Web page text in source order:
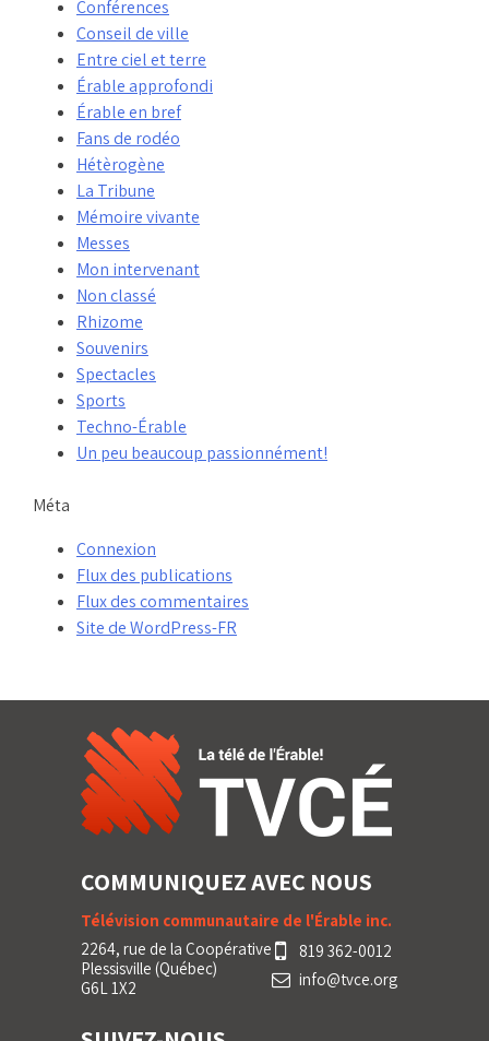
Conférences
Conseil de ville
Entre ciel et terre
Érable approfondi
Érable en bref
Fans de rodéo
Hétèrogène
La Tribune
Mémoire vivante
Messes
Mon intervenant
Non classé
Rhizome
Souvenirs
Spectacles
Sports
Techno-Érable
Un peu beaucoup passionnément!
Méta
Connexion
Flux des publications
Flux des commentaires
Site de WordPress-FR
COMMUNIQUEZ AVEC NOUS
Télévision communautaire de l'Érable inc.
2264, rue de la Coopérative
Plessisville (Québec)
G6L 1X2
819 362-0012
info@tvce.org